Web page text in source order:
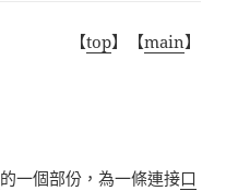
【top】【main】
的一個部份，為一條連接口